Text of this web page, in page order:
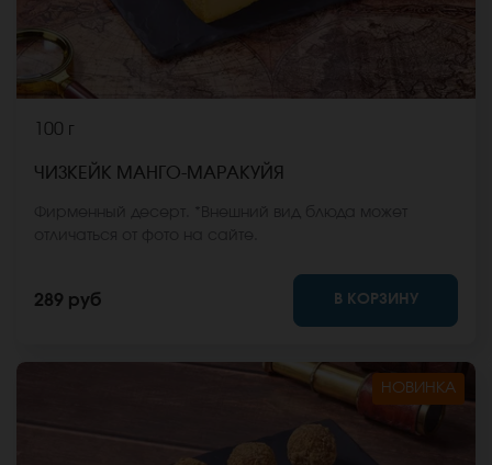
100 г
ЧИЗКЕЙК МАНГО-МАРАКУЙЯ
289 руб В КОРЗИНУ
НОВИНКА